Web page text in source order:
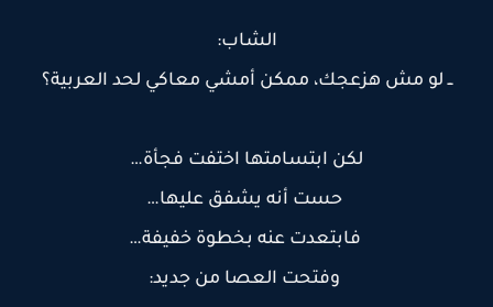
الشاب:
ــ لو مش هزعجك، ممكن أمشي معاكي لحد العربية؟
لكن ابتسامتها اختفت فجأة…
حست أنه يشفق عليها…
فابتعدت عنه بخطوة خفيفة…
وفتحت العصا من جديد: